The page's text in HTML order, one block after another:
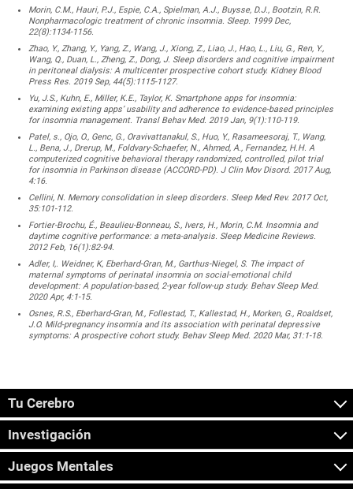
Morin, C.M., Hauri, P.J., Espie, C.A., Spielman, A.J., Buysse, D.J., Bootzin, R.R.
Nonpharmacologic treatment of chronic insomnia. Sleep. 1999 Dec,
22(8):1134-1156.
Zhao, Y., Zhang, Y., Yang, Z., Wang, J., Xiong, Z., Liao, J., Hao, L., Liu, G., Ren, Y.,
Wang, Q., Duan, L., Zheng, Z., Dong, J. Sleep disorders and cognitive impairment
in peritoneal dialysis: A multicenter prospective cohort study. Kidney Blood
Press Res. 2019 Sep, 44(5):1115-1127.
Yu, J.S., Kuhn, E., Miller, K.E., Taylor, K. Smartphone apps for insomnia:
examining existing apps’ usability and adherence to evidence-based principles
for insomnia management. Transl Behav Med. 2019 Jan, 9(1):110-119.
Patel, s., Ojo, O., Genc, G., Oravivattanakul, S., Huo, Y., Rasameesoraj, T., Wang,
L., Bena, J., Drerup, M., Foldvary-Schaefer, N., Ahmed, A., Fernandez, H.H. A
computerized cognitive behavioral therapy randomized, controlled, pilot trial
for insomnia in Parkinson disease (ACCORD-PD). J Clin Mov Disord. 2017 Aug,
4:16.
Cellini, N. Memory consolidation in sleep disorders. Sleep Med Rev. 2017 Oct,
35:101-112.
Fortier-Brochu, É., Beaulieu-Bonneau, S., Ivers, H., Morin, C.M. Insomnia and
daytime cognitive performance: a meta-analysis. Sleep Medicine Reviews.
2012 Feb, 16(1):82-94.
Adler, I,. Weidner, K, Eberhard-Gran, M., Garthus-Niegel, S. The impact of
maternal symptoms of perinatal insomnia on social-emotional child
development: A population-based, 2-year follow-up study. Behav Sleep Med.
2020 Apr, 4:1-15.
Osnes, R.S., Eberhard-Gran, M., Follestad, T., Kallestad, H., Morken, G., Roaldset,
J.O. Mild-pregnancy insomnia and its association with perinatal depressive
symptoms: A prospective cohort study. Behav Sleep Med. 2020 Mar, 31:1-18.
Tu Cerebro
Investigación
Juegos Mentales